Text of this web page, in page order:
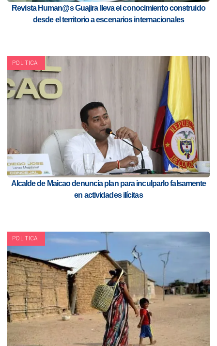
Revista Human@s Guajira lleva el conocimiento construido
desde el territorio a escenarios internacionales
POLITICA
Alcalde de Maicao denuncia plan para inculparlo falsamente
en actividades ilícitas
POLITICA